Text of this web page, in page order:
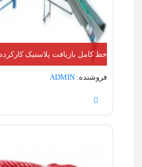
خط کامل بازیافت پلاستیک کارکرده
فروشنده: ADMIN